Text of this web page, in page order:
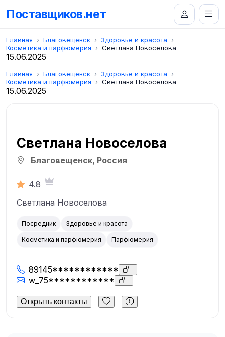
Поставщиков.нет
Главная Благовещенск
Здоровье и красота
Косметика и парфюмерия
Светлана Новоселова
15.06.2025
Главная Благовещенск
Здоровье и красота
Косметика и парфюмерия
Светлана Новоселова
15.06.2025
Светлана Новоселова
Благовещенск, Россия
4.8
Светлана Новоселова
Посредник Здоровье и красота
Косметика и парфюмерия Парфюмерия
89145************
w_75************
Открыть контакты